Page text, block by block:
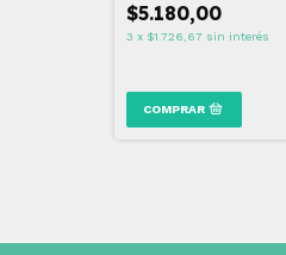
$5.180,00
3 x $1.726,67 sin interés